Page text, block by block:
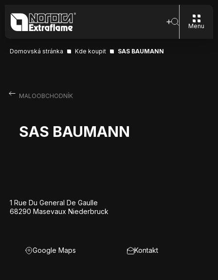
Menu
Domovská stránka Kde koupit SAS BAUMANN
MALOOBCHODNÍK
SAS BAUMANN
1 Rue Du General De Gaulle
68290 Masevaux Niederbruck
Google Maps Kontakt